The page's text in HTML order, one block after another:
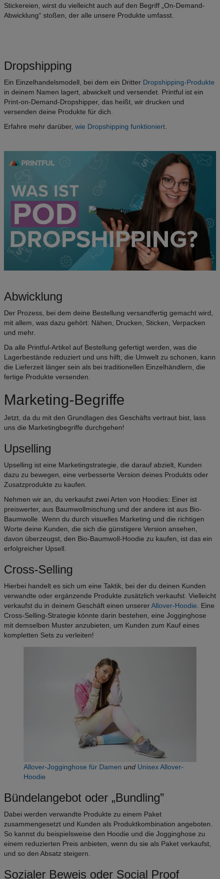
Stickereien, wirst du vielleicht auch auf den Begriff „On-Demand-
Abwicklung“ stoßen, der alle unsere Produkte umfasst.
Dropshipping
Ein Einzelhandelsmodell, bei dem ein Dritter Dropshipping-Produkte
in deinem Namen lagert, abwickelt und versendet. Printful ist ein
Print-on-Demand-Dropshipper, das heißt, wir drucken und
versenden deine Produkte für dich.
Erfahre mehr darüber, wie Dropshipping funktioniert
Abwicklung
Der Prozess, bei dem deine Bestellung versandfertig gemacht wird,
mit allem, was dazu gehört: Nähen, Drucken, Sticken, Verpacken
und mehr.
Da alle Printful-Artikel auf Bestellung gefertigt werden, was die
Lagerbestände reduziert und uns hilft, die Umwelt zu schonen, kann
die Lieferzeit länger sein als bei traditionellen Einzelhändlern, die
fertige Produkte versenden.
Marketing-Begriffe
Jetzt, da du mit den Grundlagen des Geschäfts vertraut bist, lass
uns die Marketingbegriffe durchgehen!
Upselling
Upselling ist eine Marketingstrategie, die darauf abzielt, Kunden
dazu zu bewegen, eine verbesserte Version deines Produkts oder
Zusatzprodukte zu kaufen.
Nehmen wir an, du verkaufst zwei Arten von Hoodies: Einer ist
preiswerter, aus Baumwollmischung und der andere ist aus Bio-
Baumwolle. Wenn du durch visuelles Marketing und die richtigen
Worte deine Kunden, die sich die günstigere Version ansehen,
davon überzeugst, den Bio-Baumwoll-Hoodie zu kaufen, ist das ein
erfolgreicher Upsell.
Cross-Selling
Hierbei handelt es sich um eine Taktik, bei der du deinen Kunden
verwandte oder ergänzende Produkte zusätzlich verkaufst. Vielleicht
verkaufst du in deinem Geschäft einen unsererAllover-Hoodie . Eine
Cross-Selling-Strategie könnte darin bestehen, eine Jogginghose
mit demselben Muster anzubieten, um Kunden zum Kauf eines
kompletten Sets zu verleiten!
Allover-Jogginghose für Damen und Unisex Allover-
Hoodie
Bündelangebot oder „Bundling”
Dabei werden verwandte Produkte zu einem Paket
zusammengesetzt und Kunden als Produktkombination angeboten.
So kannst du beispielsweise den Hoodie und die Jogginghose zu
einem reduzierten Preis anbieten, wenn du sie als Paket verkaufst,
und so den Absatz steigern.
Sozialer Beweis oder Social Proof